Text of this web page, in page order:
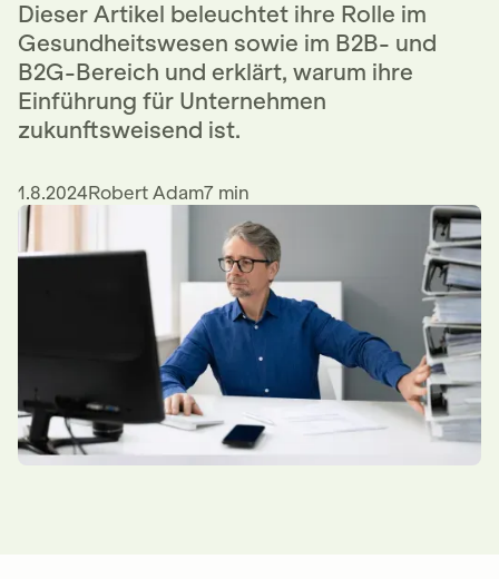
Dieser Artikel beleuchtet ihre Rolle im
Gesundheitswesen sowie im B2B- und
B2G-Bereich und erklärt, warum ihre
Einführung für Unternehmen
zukunftsweisend ist.
1.8.2024Robert Adam7 min